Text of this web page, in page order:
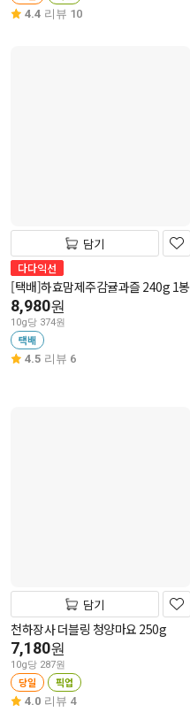
4.4 리뷰 10
담기
다다익선
[택배]하효맘제주감귤과즐 240g 1봉
8,980원
10g당 374원
택배
4.5 리뷰 6
담기
천하장사 더블링 청양마요 250g
7,180원
10g당 287원
당일 픽업
4.0 리뷰 4